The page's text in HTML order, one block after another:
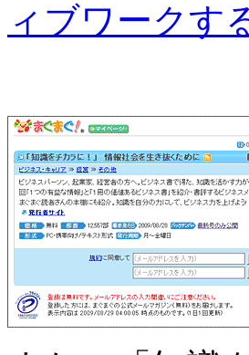
ィブワークす